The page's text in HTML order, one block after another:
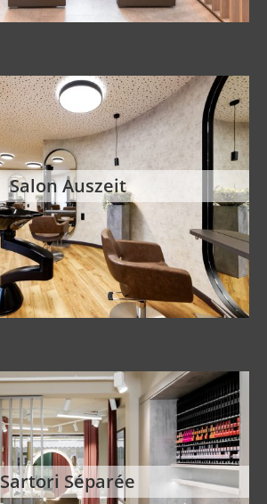
Salon Auszeit
Sartori Séparée